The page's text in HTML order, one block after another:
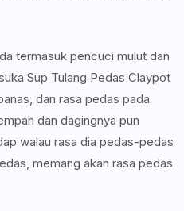
termasuk pencuci mulut dan
Sup Tulang Pedas Claypot
dan rasa pedas pada
dan dagingnya pun
walau rasa dia pedas-pedas
memang akan rasa pedas